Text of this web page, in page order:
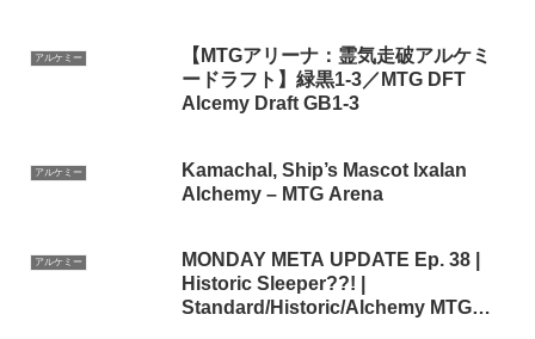
アルケミー
【MTGアリーナ：霊気走破アルケミ
ードラフト】緑黒1-3／MTG DFT
Alcemy Draft GB1-3
アルケミー
Kamachal, Ship’s Mascot Ixalan
Alchemy – MTG Arena
アルケミー
MONDAY META UPDATE Ep. 38 |
Historic Sleeper??! |
Standard/Historic/Alchemy MTG